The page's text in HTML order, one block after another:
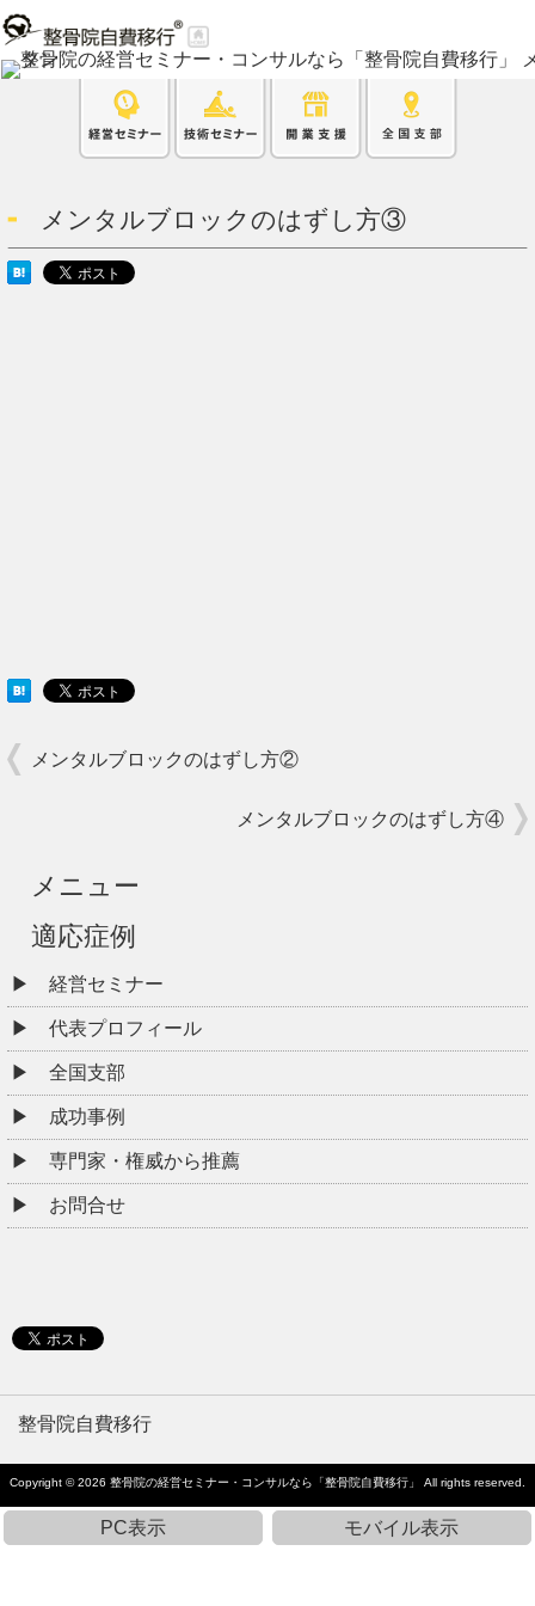
メンタルブロックのはずし方③
メンタルブロックのはずし方②
メンタルブロックのはずし方④
メニュー
適応症例
経営セミナー
代表プロフィール
全国支部
成功事例
専門家・権威から推薦
お問合せ
整骨院自費移行
Copyright © 2026 整骨院の経営セミナー・コンサルなら「整骨院自費移行」 All rights reserved.
PC表示 モバイル表示